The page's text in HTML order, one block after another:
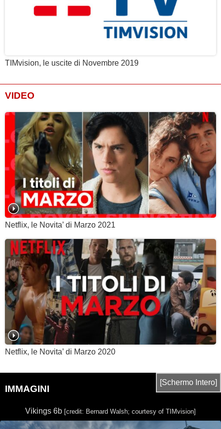
TIMvision, le uscite di Novembre 2019
VIDEO
Netflix, le Novita’ di Marzo 2021
Netflix, le Novita’ di Marzo 2020
IMMAGINI
[Schermo Intero]
Vikings 6b [credit: Bernard Walsh; courtesy of TIMvision]